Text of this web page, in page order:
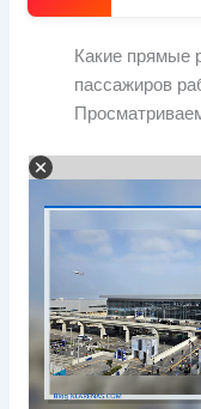
Какие прямые
пассажиров